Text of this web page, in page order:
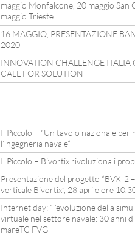
maggio Monfalcone, 20 maggio San
maggio Trieste
16 MAGGIO, PRESENTAZIONE
2020
INNOVATION CHALLENGE ITALIA
CALL FOR SOLUTION
Il Piccolo – “Un tavolo nazionale per
l’ingegneria navale”
Il Piccolo – Bivortix rivoluziona i
Presentazione del progetto “BVX_2
verticale Bivortix”, 28 aprile ore
Internet day: “l’evoluzione della
virtuale nel settore navale: 30 anni di
mareTC FVG